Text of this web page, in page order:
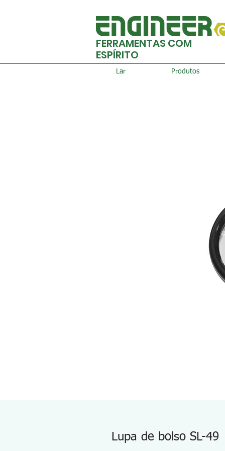
FERRAMENTAS COM
ESPÍRITO
Lar Produtos
Lupa de bolso SL-49